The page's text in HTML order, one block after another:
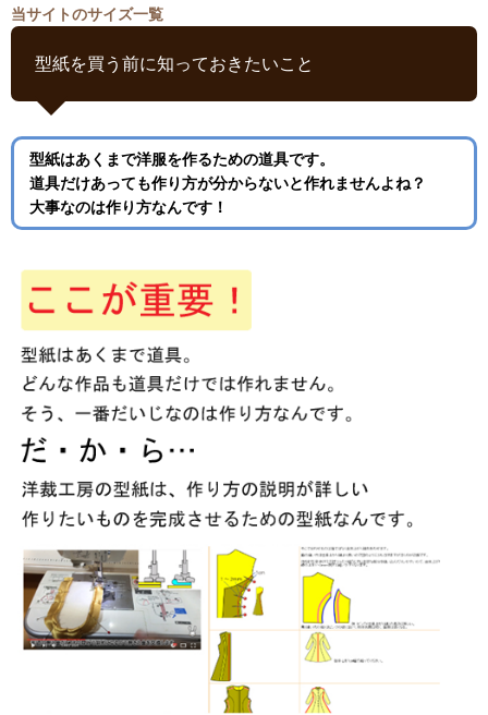
当サイトのサイズ一覧
型紙を買う前に知っておきたいこと
型紙はあくまで洋服を作るための道具です。
道具だけあっても作り方が分からないと作れませんよね？
大事なのは作り方なんです！